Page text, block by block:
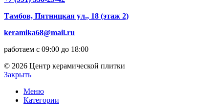
Тамбов, Пятницкая ул., 18 (этаж 2)
keramika68@mail.ru
работаем с 09:00 до 18:00
© 2026 Центр керамической плитки
Закрыть
Меню
Категории